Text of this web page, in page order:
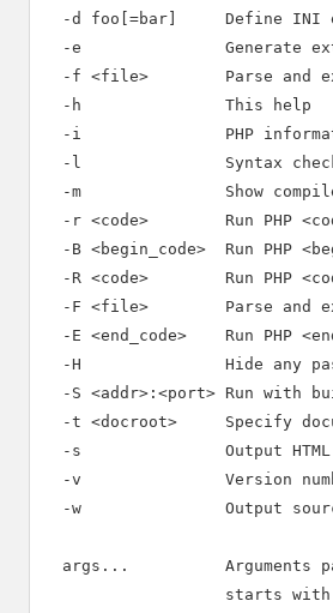
-d foo[=bar]     Define INI
-e               Generate
-f <file>        Parse and
  -h               This help
-i               PHP
-l               Syntax
-m               Show
-r <code>        Run PHP
-B <begin_code>  Run PHP
-R <code>        Run PHP
-F <file>        Parse and
-E <end_code>    Run PHP
-H               Hide any
-S <addr>:<port> Run with
-t <docroot>     Specify
-s               Output
-v               Version
-w               Output
args...          Arguments
starts